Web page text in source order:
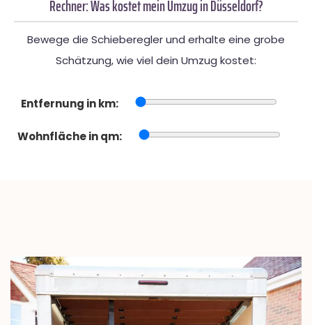
Rechner: Was kostet mein Umzug in Düsseldorf?
Bewege die Schieberegler und erhalte eine grobe
Schätzung, wie viel dein Umzug kostet:
Entfernung in km:
Wohnfläche in qm: